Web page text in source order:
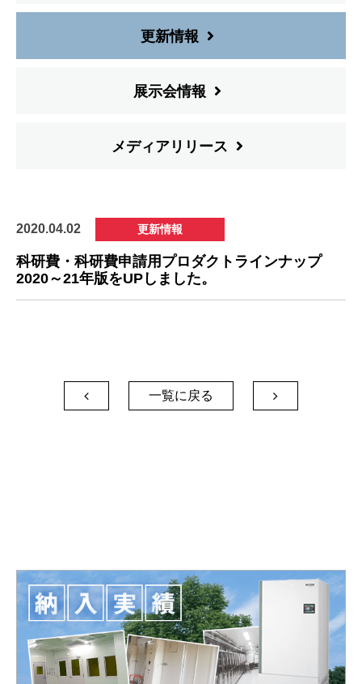
更新情報
展示会情報
メディアリリース
2020.04.02 更新情報
科研費・科研費申請用プロダクトラインナップ
2020～21年版をUPしました。
 一覧に戻る 